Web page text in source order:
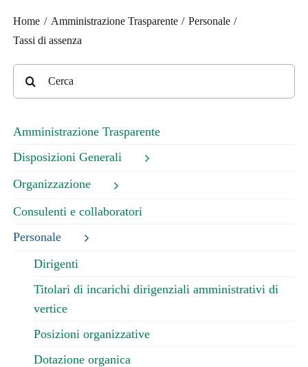
Home Amministrazione Trasparente
Personale
Tassi di assenza
Amministrazione Trasparente
Disposizioni Generali
Organizzazione
Consulenti e collaboratori
Personale
Dirigenti
Titolari di incarichi dirigenziali amministrativi di
vertice
Posizioni organizzative
Dotazione organica